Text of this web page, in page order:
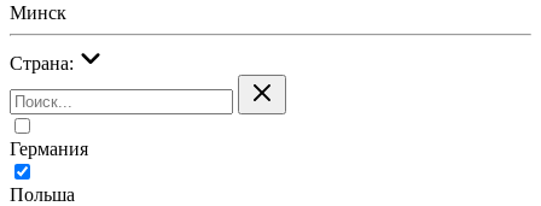
Минск
Страна:
Германия
Польша